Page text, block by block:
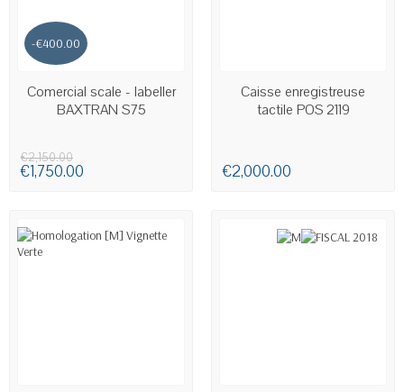
-€400.00
LAST ITEMS IN STOCK
Comercial scale - labeller
BAXTRAN S75
€2,150.00
€1,750.00
AVAILABLE
Caisse enregistreuse
tactile POS 2119
€2,000.00